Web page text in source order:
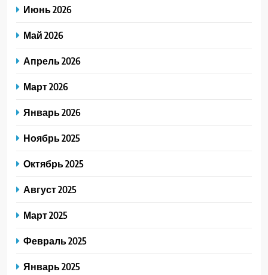
Июнь 2026
Май 2026
Апрель 2026
Март 2026
Январь 2026
Ноябрь 2025
Октябрь 2025
Август 2025
Март 2025
Февраль 2025
Январь 2025